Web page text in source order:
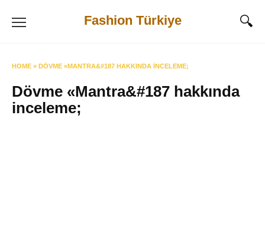
Fashion Türkiye
HOME » DÖVME «MANTRA&#187 HAKKINDA INCELEME;
Dövme «Mantra&#187 hakkında
inceleme;